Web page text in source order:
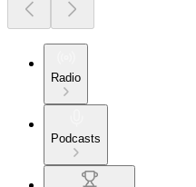
Radio
Podcasts